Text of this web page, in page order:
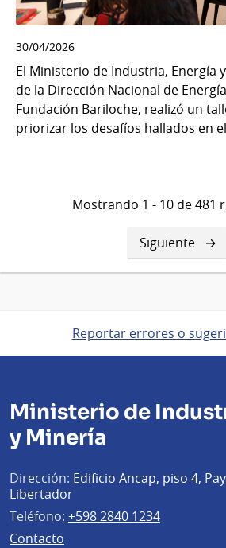
30/04/2026
El Ministerio de Industria, Energía
de la Dirección Nacional de
Fundación Bariloche, realizó un
priorizar los desafíos hallados en
Mostrando 1 - 10 de 481
Siguiente
página
Siguiente
Reportar errores o
Ministerio de
y Minería
Dirección: Edificio Ancap, piso 4,
Libertador
Teléfono: +598 2840 1234
Contacto